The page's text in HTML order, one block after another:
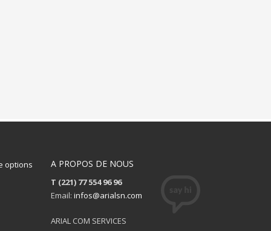
options A PROPOS DE NOUS
T (221) 77 554 96 96
Email: infos@arialsn.com
ARIAL COM SERVICES